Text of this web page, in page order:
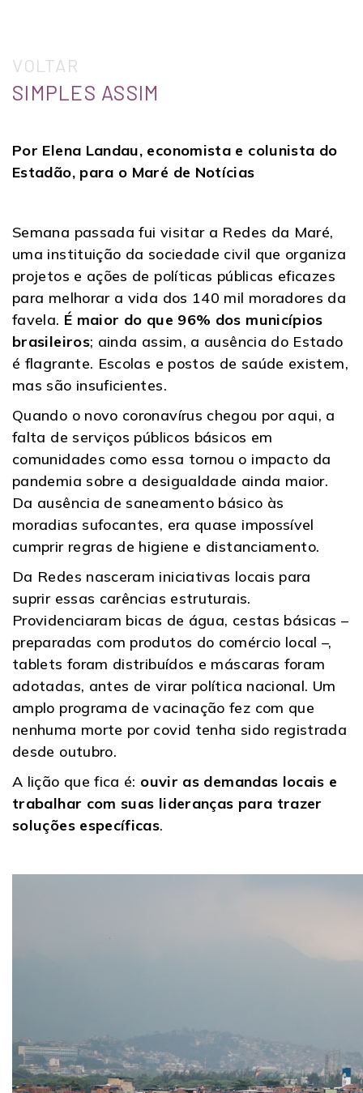
VOLTAR
SIMPLES ASSIM
Por Elena Landau, economista e colunista do
Estadão, para o Maré de Notícias
Semana passada fui visitar a Redes da Maré,
uma instituição da sociedade civil que organiza
projetos e ações de políticas públicas eficazes
para melhorar a vida dos 140 mil moradores da
favela. É maior do que 96% dos municípios
brasileiros; ainda assim, a ausência do Estado
é flagrante. Escolas e postos de saúde existem,
mas são insuficientes.
Quando o novo coronavírus chegou por aqui, a
falta de serviços públicos básicos em
comunidades como essa tornou o impacto da
pandemia sobre a desigualdade ainda maior.
Da ausência de saneamento básico às
moradias sufocantes, era quase impossível
cumprir regras de higiene e distanciamento.
Da Redes nasceram iniciativas locais para
suprir essas carências estruturais.
Providenciaram bicas de água, cestas básicas –
preparadas com produtos do comércio local –,
tablets foram distribuídos e máscaras foram
adotadas, antes de virar política nacional. Um
amplo programa de vacinação fez com que
nenhuma morte por covid tenha sido registrada
desde outubro.
A lição que fica é: ouvir as demandas locais e
trabalhar com suas lideranças para trazer
soluções específicas.